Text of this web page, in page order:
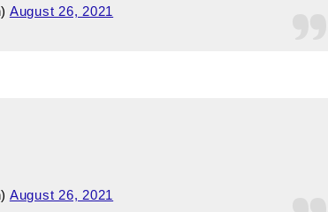
August 26, 2021
August 26, 2021